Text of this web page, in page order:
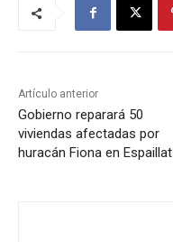
Artículo anterior
Gobierno reparará 50
viviendas afectadas por
huracán Fiona en Espaillat